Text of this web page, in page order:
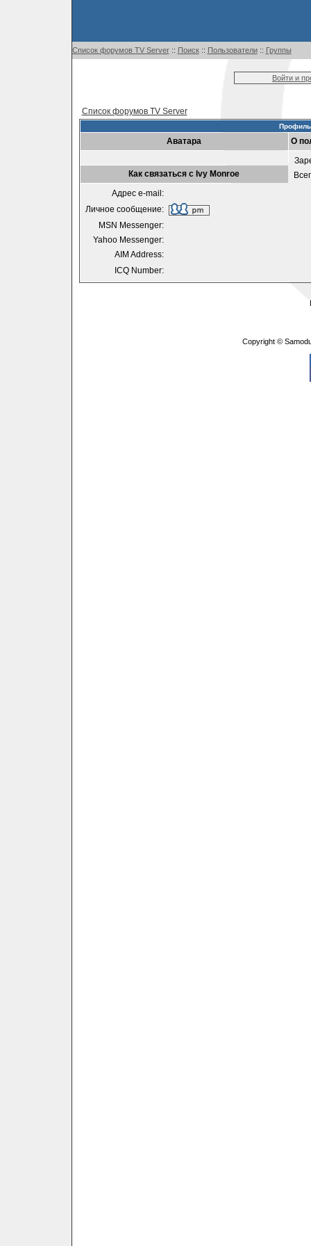
Список форумов TV Server:: Поиск:: Пользователи:: Группы
Войти и
Список форумов TV Server
Профиль
Аватара
О
Как связаться с Ivy Monroe
Адрес e-mail:
Личное сообщение:
MSN Messenger:
Yahoo Messenger:
AIM Address:
ICQ Number:
Copyright ©